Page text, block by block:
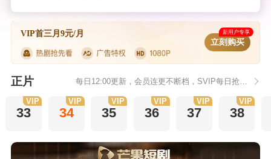
VIP首三月9元/月 新用户专享
立刻购买
正片 每日12:00更新，会员连更不断档，SVIP每日抢先看1集。
33
VIP
34
VIP
35
VIP
36
VIP
37
VIP
38
VIP